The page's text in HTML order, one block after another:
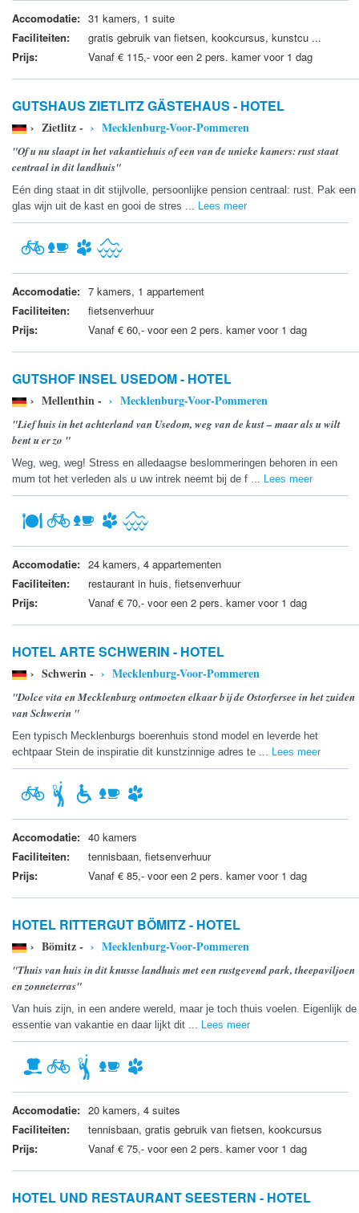
Accomodatie: 31 kamers, 1 suite
Faciliteiten:
gratis gebruik van fietsen, kookcursus, kunstcu ...
Prijs:
Vanaf € 115,- voor een 2 pers. kamer voor 1 dag
GUTSHAUS ZIETLITZ GÄSTEHAUS - HOTEL
› Zietlitz - › Mecklenburg-Voor-Pommeren
"Of u nu slaapt in het vakantiehuis of een van de unieke kamers: rust staat
centraal in dit landhuis"
Eén ding staat in dit stijlvolle, persoonlijke pension centraal: rust. Pak een
glas wijn uit de kast en gooi de stres ... Lees meer
Accomodatie: 7 kamers, 1 appartement
Faciliteiten:
fietsenverhuur
Prijs:
Vanaf € 60,- voor een 2 pers. kamer voor 1 dag
GUTSHOF INSEL USEDOM - HOTEL
› Mellenthin - › Mecklenburg-Voor-Pommeren
"Lief huis in het achterland van Usedom, weg van de kust – maar als u wilt
bent u er zo "
Weg, weg, weg! Stress en alledaagse beslommeringen behoren in een
mum tot het verleden als u uw intrek neemt bij de f ... Lees meer
Accomodatie: 24 kamers, 4 appartementen
Faciliteiten:
restaurant in huis, fietsenverhuur
Prijs:
Vanaf € 70,- voor een 2 pers. kamer voor 1 dag
HOTEL ARTE SCHWERIN - HOTEL
› Schwerin - › Mecklenburg-Voor-Pommeren
"Dolce vita en Mecklenburg ontmoeten elkaar bij de Ostorfersee in het zuiden
van Schwerin "
Een typisch Mecklenburgs boerenhuis stond model en leverde het
echtpaar Stein de inspiratie dit kunstzinnige adres te ... Lees meer
Accomodatie: 40 kamers
Faciliteiten:
tennisbaan, fietsenverhuur
Prijs:
Vanaf € 85,- voor een 2 pers. kamer voor 1 dag
HOTEL RITTERGUT BÖMITZ - HOTEL
› Bömitz - › Mecklenburg-Voor-Pommeren
"Thuis van huis in dit knusse landhuis met een rustgevend park, theepaviljoen
en zonneterras"
Van huis zijn, in een andere wereld, maar je toch thuis voelen. Eigenlijk de
essentie van vakantie en daar lijkt dit ... Lees meer
Accomodatie: 20 kamers, 4 suites
Faciliteiten:
tennisbaan, gratis gebruik van fietsen, kookcursus
Prijs:
Vanaf € 75,- voor een 2 pers. kamer voor 1 dag
HOTEL UND RESTAURANT SEESTERN - HOTEL